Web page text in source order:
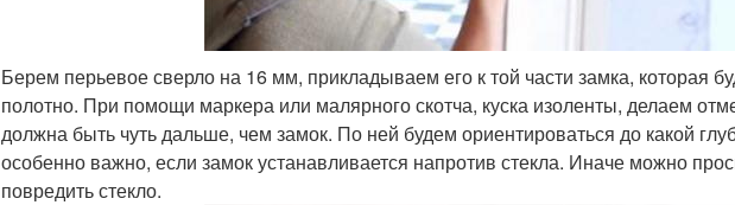
Берем перьевое сверло на 16 мм, прикладываем его к той части замка, которая
полотно. При помощи маркера или малярного скотча, куска изоленты, делаем
должна быть чуть дальше, чем замок. По ней будем ориентироваться до какой
особенно важно, если замок устанавливается напротив стекла. Иначе можно
повредить стекло.